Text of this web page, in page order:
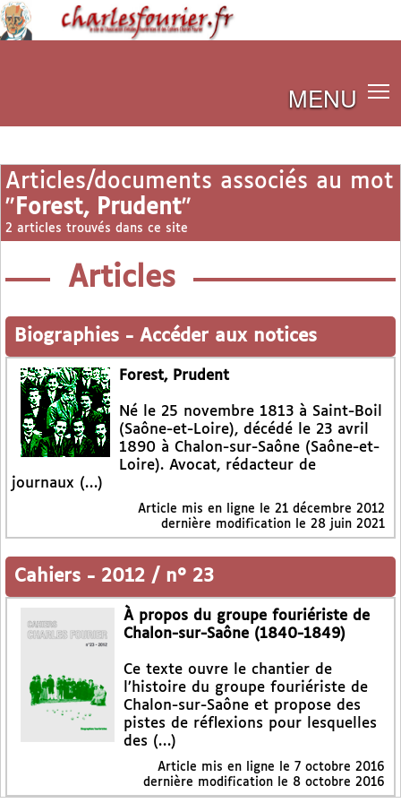
MENU
Articles/documents associés au mot
" Forest, Prudent"
2 articles trouvés dans ce site
Articles
Biographies - Accéder aux notices
Forest, Prudent
Né le 25 novembre 1813 à Saint-Boil
(Saône-et-Loire), décédé le 23 avril
1890 à Chalon-sur-Saône (Saône-et-
Loire). Avocat, rédacteur de
journaux (…)
Article mis en ligne le 21 décembre 2012
dernière modification le 28 juin 2021
Cahiers - 2012 / n° 23
À propos du groupe fouriériste de
Chalon-sur-Saône (1840-1849)
Ce texte ouvre le chantier de
l’histoire du groupe fouriériste de
Chalon-sur-Saône et propose des
pistes de réflexions pour lesquelles
des (…)
Article mis en ligne le 7 octobre 2016
dernière modification le 8 octobre 2016